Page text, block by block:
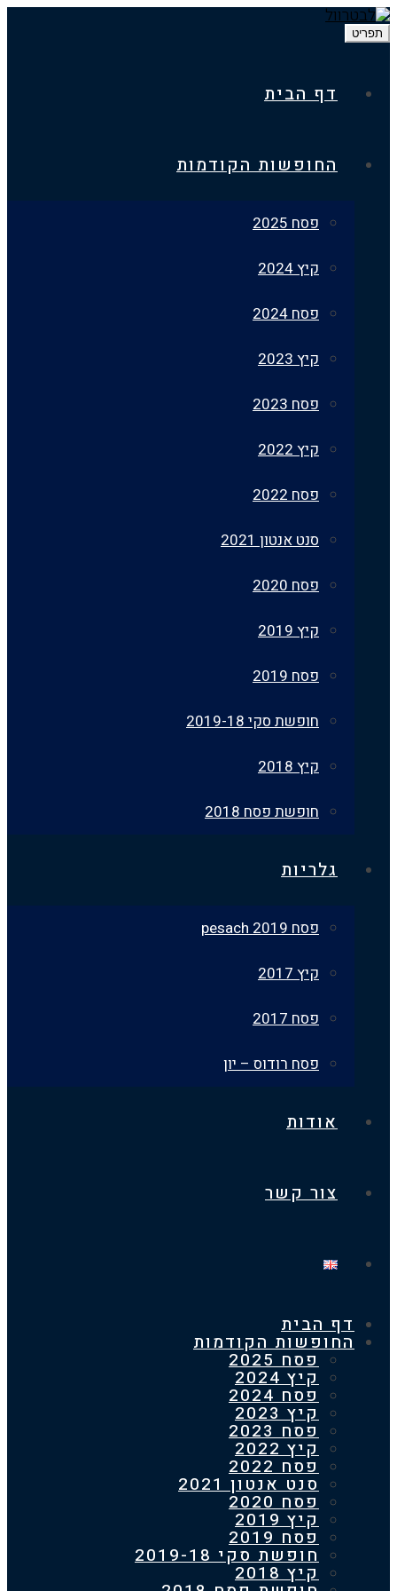
דף הבית
החופשות הקודמות
סנט אנטון 2021
חופשת סקי 2019-18
חופשת פסח 2018
גלריות
פסח רודוס – יון
אודות
צור קשר
הבית
הקודמות
פסח 2025
קיץ 2024
פסח 2024
קיץ 2023
פסח 2023
קיץ 2022
פסח 2022
סנט אנטון 2021
פסח 2020
קיץ 2019
פסח 2019
חופשת סקי 2019-18
קיץ 2018